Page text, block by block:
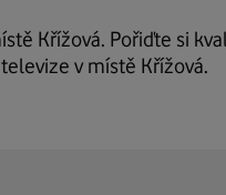
Křížová. Pořiďte si
v místě Křížová.